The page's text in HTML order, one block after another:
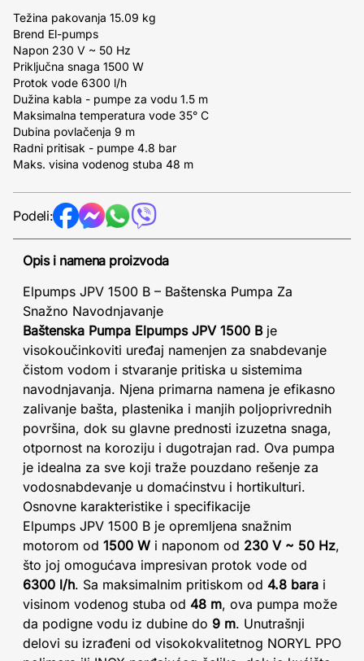
Težina pakovanja 15.09 kg
Brend El-pumps
Napon 230 V ~ 50 Hz
Priključna snaga 1500 W
Protok vode 6300 l/h
Dužina kabla - pumpe za vodu 1.5 m
Maksimalna temperatura vode 35° C
Dubina povlačenja 9 m
Radni pritisak - pumpe 4.8 bar
Maks. visina vodenog stuba 48 m
Podeli:
Opis i namena proizvoda
Elpumps JPV 1500 B – Baštenska Pumpa Za
Snažno Navodnjavanje
Baštenska Pumpa Elpumps JPV 1500 Bje
visokoučinkoviti uređaj namenjen za snabdevanje
čistom vodom i stvaranje pritiska u sistemima
navodnjavanja. Njena primarna namena je efikasno
zalivanje bašta, plastenika i manjih poljoprivrednih
površina, dok su glavne prednosti izuzetna snaga,
otpornost na koroziju i dugotrajan rad. Ova pumpa
je idealna za sve koji traže pouzdano rešenje za
vodosnabdevanje u domaćinstvu i hortikulturi.
Osnovne karakteristike i specifikacije
Elpumps JPV 1500 B je opremljena snažnim
motorom od 1500 W i naponom od 230 V ~ 50 Hz,
što joj omogućava impresivan protok vode od
6300 l/h. Sa maksimalnim pritiskom od 4.8 bara i
visinom vodenog stuba od 48 m, ova pumpa može
da podigne vodu iz dubine do 9 m. Unutrašnji
delovi su izrađeni od visokokvalitetnog NORYL PPO